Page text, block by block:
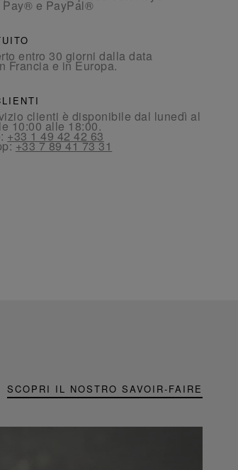
Pay® e PayPal®
entro 30 giorni dalla data
Francia e in Europa.
clienti è disponibile dal lunedì al
10:00 alle 18:00.
+33 1 49 42 42 63
+33 7 89 41 73 31
SCOPRI IL NOSTRO SAVOIR-FAIRE